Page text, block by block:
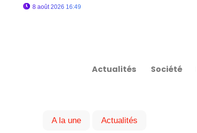
8 août 2026 16:49
Actualités Société
A la une Actualités